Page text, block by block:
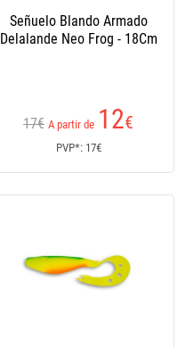
Señuelo Blando Armado
Delalande Neo Frog - 18Cm
17€ A partir de 12€
PVP*: 17€